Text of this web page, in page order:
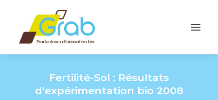
Fertilité-Sol : Résultats
d'expérimentation bio 2008